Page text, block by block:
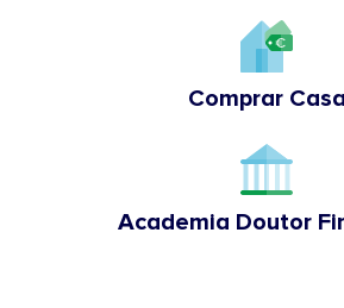
Comprar Casa
Academia Doutor